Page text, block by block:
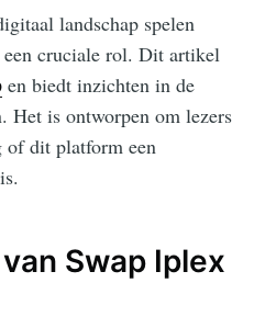
landschap spelen
een cruciale rol. Dit artikel
en biedt inzichten in de
Het is ontworpen om lezers
of dit platform een
Swap Iplex